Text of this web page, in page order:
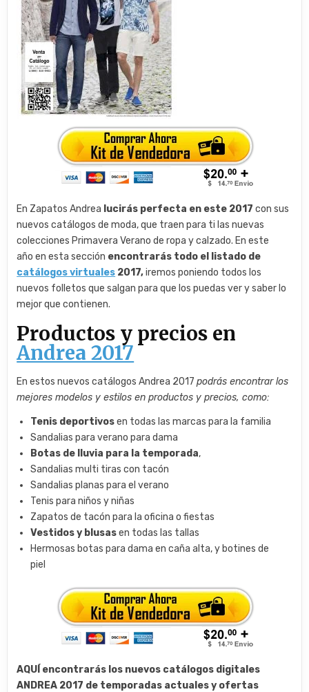
En Zapatos Andrea lucirás perfecta en este 2017con sus
nuevos catálogos de moda, que traen para ti las nuevas
colecciones Primavera Verano de ropa y calzado. En este
año en esta sección encontrarás todo el listado de
catálogos virtuales 2017,iremos poniendo todos los
nuevos folletos que salgan para que los puedas ver y saber lo
mejor que contienen.
Productos y precios en
Andrea 2017
En estos nuevos catálogos Andrea 2017podrás encontrar los
mejores modelos y estilos en productos y precios, como:
Tenis deportivosen todas las marcas para la familia
Sandalias para verano para dama
Botas de lluvia para la temporada,
Sandalias multi tiras con tacón
Sandalias planas para el verano
Tenis para niños y niñas
Zapatos de tacón para la oficina o fiestas
Vestidos y blusasen todas las tallas
Hermosas botas para dama en caña alta, y botines de
piel
AQUÍ encontrarás los nuevos catálogos digitales
ANDREA 2017 de temporadas actuales y ofertas